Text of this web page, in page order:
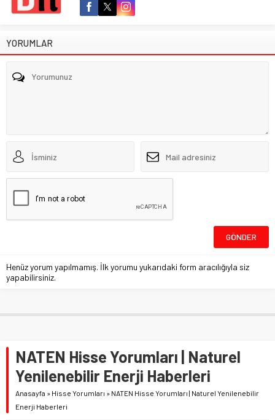
YORUMLAR
Henüz yorum yapılmamış. İlk yorumu yukarıdaki form aracılığıyla siz
yapabilirsiniz.
NATEN Hisse Yorumları | Naturel
Yenilenebilir Enerji Haberleri
Anasayfa » Hisse Yorumları » NATEN Hisse Yorumları | Naturel Yenilenebilir
Enerji Haberleri